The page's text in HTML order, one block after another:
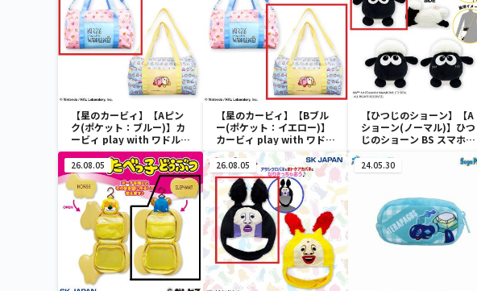
【星のカービィ】【Aピン
ク(ポケット：ブルー)】カ
ービィ play with ワドルデ
ィ ボストンバッグ
【星のカービィ】【Bブル
ー(ポケット：イエロー)】
カービィ play with ワドル
ディ ボストンバッグ
【ひつじのショーン】【A
ショーン(ノーマル)】ひつ
じのショーン BS スマホシ
26.08.05 26.08.05 24.05.30